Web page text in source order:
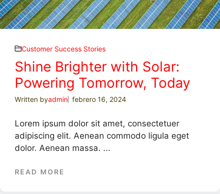
Customer Success Stories
Shine Brighter with Solar:
Powering Tomorrow, Today
Written byadmin febrero 16, 2024
Lorem ipsum dolor sit amet, consectetuer
adipiscing elit. Aenean commodo ligula eget
dolor. Aenean massa. ...
READ MORE